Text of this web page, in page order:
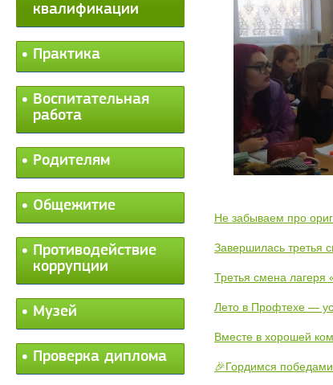
квалификации
Практика
Воспитательная
работа
Родителям
Общежитие
Противодействие
коррупции
Музей
Проверка диплома
Не забываем про
Завершилась третья
Третья смена лагеря
Лето в Профтехе —
Вместе в хорошей
🎉Гордимся